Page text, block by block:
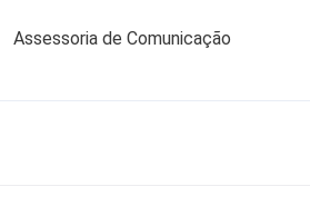
Assessoria de Comunicação